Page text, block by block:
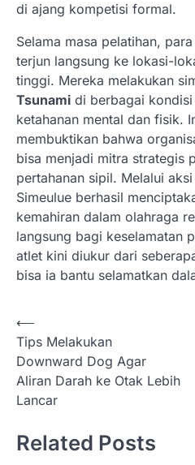
di ajang kompetisi formal.
Selama masa pelatihan,
terjun langsung ke lokasi-
tinggi. Mereka melakukan
Tsunami di berbagai
ketahanan mental dan fisik.
membuktikan bahwa
bisa menjadi mitra strategis
pertahanan sipil. Melalui
Simeulue berhasil
kemahiran dalam olahraga
langsung bagi keselamatan
atlet kini diukur dari
bisa ia bantu selamatkan
N
a
v
i
a
⟵
Tips Melakukan
Downward Dog Agar
Aliran Darah ke Otak Lebih
Lancar
Related Posts